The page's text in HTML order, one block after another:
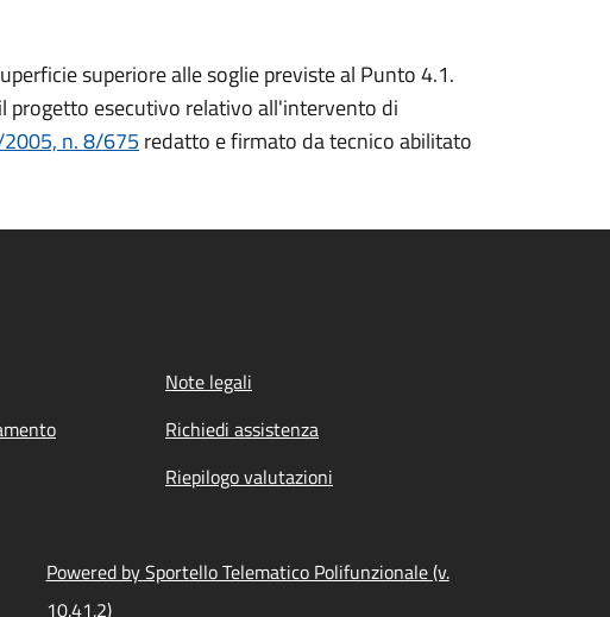
superiore alle soglie previste al Punto 4.1.
progetto esecutivo relativo all'intervento di
n. 8/675 redatto e firmato da tecnico abilitato
Note legali
Richiedi assistenza
Riepilogo valutazioni
Powered by Sportello Telematico Polifunzionale (v.
10.41.2)